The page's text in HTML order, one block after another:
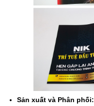
Sản xuất và Phân phối: